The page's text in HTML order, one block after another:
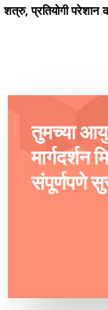
शत्रु, प्रतियोगी
तुमच्या
मार्गदर्शन
संपूर्णपणे